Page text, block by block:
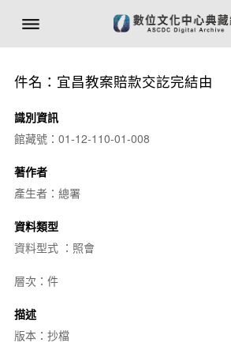
件名：宜昌教案賠款交訖完結由
識別資訊
館藏號：01-12-110-01-008
著作者
產生者：總署
資料類型
資料型式 ：照會
層次：件
描述
版本：抄檔